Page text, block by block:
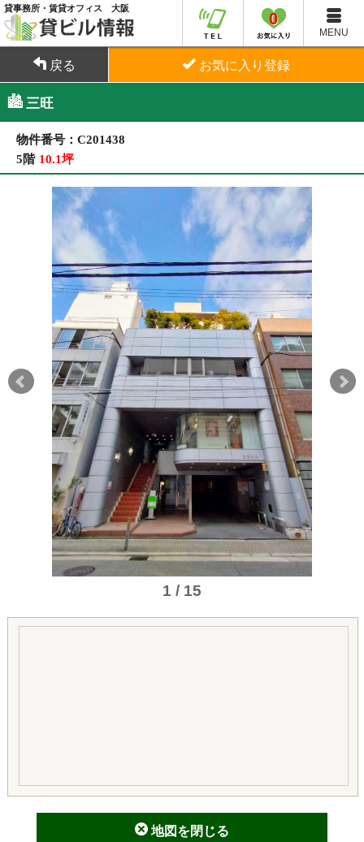
貸事務所・賃貸オフィス 大阪
MENU
0
戻る お気に入り登録
三旺
物件番号：C201438
5階 10.1坪
1 / 15
地図を閉じる